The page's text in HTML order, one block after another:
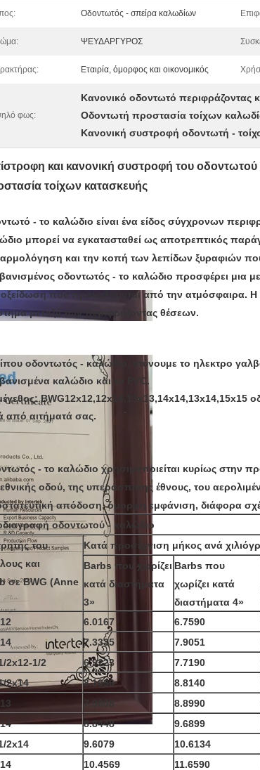
Οδοντωτός - σπείρα καλωδίων
ΨΕΥΔΑΡΓΥΡΟΣ
Εταιρία, όμορφος και οικονομικός
φως:
Κανονικό οδοντωτό περιφράζοντας
Οδοντωτή προστασία τοίχων
Κανονική συστροφή οδοντωτή -
και κανονική συστροφή του
τοίχων κατασκευής
- το καλώδιο είναι ένα είδος σύγχρονων
μπορεί να εγκατασταθεί ως αποτρεπτικός
και την κοπή των λεπίδων ξυραφιών
οδοντωτός - το καλώδιο προσφέρει μια
που προκαλούνται από την ατμόσφαιρα. Η
μεταξύ των περιφράζοντας θέσεων.
οδοντωτός - καλώδιο, ντύνουμε το ηλεκτρο
καλώδιο και το PVC.
BWG12x12,12x14,13x13,14x14,13x14,15x15
από αιτήματά σας.
- το καλώδιο χρησιμοποιείται κυρίως στην
οδού, της υπεράσπισης έθνους, του
απόδοση, όμορφη εμφάνιση, διάφορα
οδοντωτού - καλώδιο
του
και
σε BWG (Anne
Κατά προσέγγιση μήκος ανά
Barbs που χωρίζει
κατά διαστήματα
3»
Barbs που
χωρίζει κατά
διαστήματα 4»
6.0167 6.7590
7.3335 7.9051
2x12-1/2
6.9223 7.7190
2x14
8.1096 8.8140
7.9808 8.8990
8.8448 9.6899
2x14
9.6079 10.6134
10.4569 11.6590